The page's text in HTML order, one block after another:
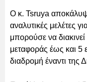
Ο κ. Tsruya
αναλυτικές μελέτες
μπορούσε να
μεταφοράς έως και 5
διαδρομή έναντι της